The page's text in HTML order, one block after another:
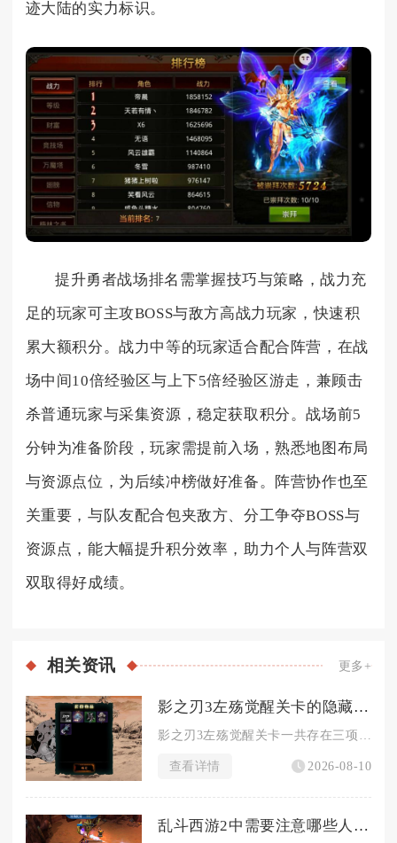
迹大陆的实力标识。
提升勇者战场排名需掌握技巧与策略，战力充
足的玩家可主攻BOSS与敌方高战力玩家，快速积
累大额积分。战力中等的玩家适合配合阵营，在战
场中间10倍经验区与上下5倍经验区游走，兼顾击
杀普通玩家与采集资源，稳定获取积分。战场前5
分钟为准备阶段，玩家需提前入场，熟悉地图布局
与资源点位，为后续冲榜做好准备。阵营协作也至
关重要，与队友配合包夹敌方、分工争夺BOSS与
资源点，能大幅提升积分效率，助力个人与阵营双
双取得好成绩。
相关资讯 更多+
影之刃3左殇觉醒关卡的隐藏任务有哪些
查看详情 2026-08-10
乱斗西游2中需要注意哪些人物角色选择